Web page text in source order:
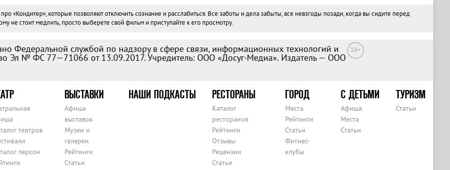
которые позволяют отключить сознание и расслабиться. Все заботы и дела забыты, все невзгоды позади, когда вы сидите перед
не стоит медлить, просто выберете свой фильм и приступайте к его просмотру.
Федеральной службой по надзору в сфере связи, информационных технологий и
Эл № ФС 77—71066 от 13.09.2017. Учредитель: ООО «Досуг-Медиа». Издатель — ООО
18+
театров
персон
ВЫСТАВКИ
Афиша
выставок
Музеи и
галереи
Рейтинги
Статьи
НАШИ ПОДКАСТЫ РЕСТОРАНЫ
Каталог
ресторанов
Рейтинги
Отзывы
Рецензии
Статьи
ГОРОД
Места
Рейтинги
Статьи
Фитнес-
клубы
С ДЕТЬМИ
Афиша
Места
Статьи
ТУРИЗМ
Статьи